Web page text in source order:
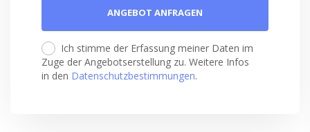
Ich stimme der Erfassung meiner Daten im
Zuge der Angebotserstellung zu. Weitere Infos
in den Datenschutzbestimmungen.